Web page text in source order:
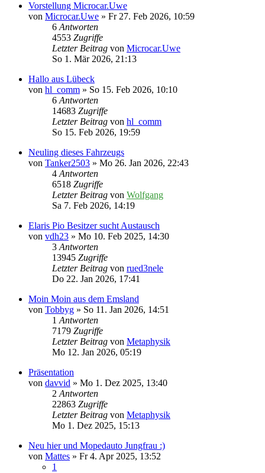
Vorstellung Microcar.Uwe
von Microcar.Uwe » Fr 27. Feb 2026, 10:59
6Antworten
4553 Zugriffe
Letzter Beitrag von Microcar.Uwe
So 1. Mär 2026, 21:13
Hallo aus Lübeck
von hl_comm » So 15. Feb 2026, 10:10
6Antworten
14683 Zugriffe
Letzter Beitrag von hl_comm
So 15. Feb 2026, 19:59
Neuling dieses Fahrzeugs
von Tanker2503 » Mo 26. Jan 2026, 22:43
4Antworten
6518 Zugriffe
Letzter Beitrag von Wolfgang
Sa 7. Feb 2026, 14:19
Elaris Pio Besitzer sucht Austausch
von vdh23 » Mo 10. Feb 2025, 14:30
3Antworten
13945 Zugriffe
Letzter Beitrag von rued3nele
Do 22. Jan 2026, 17:41
Moin Moin aus dem Emsland
von Tobbyg » So 11. Jan 2026, 14:51
1Antworten
7179 Zugriffe
Letzter Beitrag von Metaphysik
Mo 12. Jan 2026, 05:19
Präsentation
von davvid » Mo 1. Dez 2025, 13:40
2Antworten
22863 Zugriffe
Letzter Beitrag von Metaphysik
Mo 1. Dez 2025, 15:13
Neu hier und Mopedauto Jungfrau :)
von Mattes » Fr 4. Apr 2025, 13:52
1